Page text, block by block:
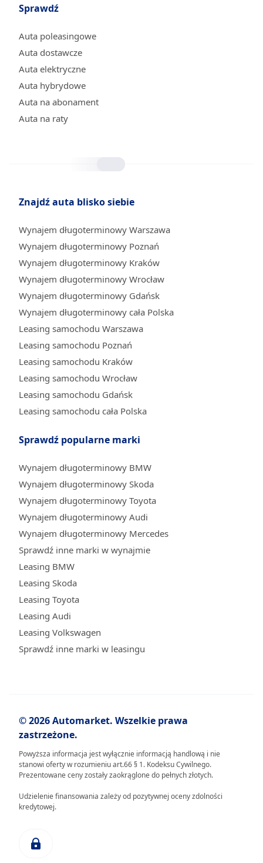
Sprawdź
Auta poleasingowe
Auta dostawcze
Auta elektryczne
Auta hybrydowe
Auta na abonament
Auta na raty
Znajdź auta blisko siebie
Wynajem długoterminowy Warszawa
Wynajem długoterminowy Poznań
Wynajem długoterminowy Kraków
Wynajem długoterminowy Wrocław
Wynajem długoterminowy Gdańsk
Wynajem długoterminowy cała Polska
Leasing samochodu Warszawa
Leasing samochodu Poznań
Leasing samochodu Kraków
Leasing samochodu Wrocław
Leasing samochodu Gdańsk
Leasing samochodu cała Polska
Sprawdź popularne marki
Wynajem długoterminowy BMW
Wynajem długoterminowy Skoda
Wynajem długoterminowy Toyota
Wynajem długoterminowy Audi
Wynajem długoterminowy Mercedes
Sprawdź inne marki w wynajmie
Leasing BMW
Leasing Skoda
Leasing Toyota
Leasing Audi
Leasing Volkswagen
Sprawdź inne marki w leasingu
© 2026 Automarket. Wszelkie prawa
zastrzeżone.
Powyższa informacja jest wyłącznie informacją handlową i nie
stanowi oferty w rozumieniu art.66 § 1. Kodeksu Cywilnego.
Prezentowane ceny zostały zaokrąglone do pełnych złotych.
Udzielenie finansowania zależy od pozytywnej oceny zdolności
kredytowej.